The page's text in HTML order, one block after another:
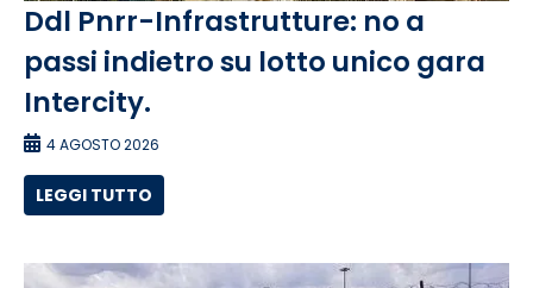
Ddl Pnrr-Infrastrutture: no a
passi indietro su lotto unico gara
Intercity.
4 AGOSTO 2026
LEGGI TUTTO